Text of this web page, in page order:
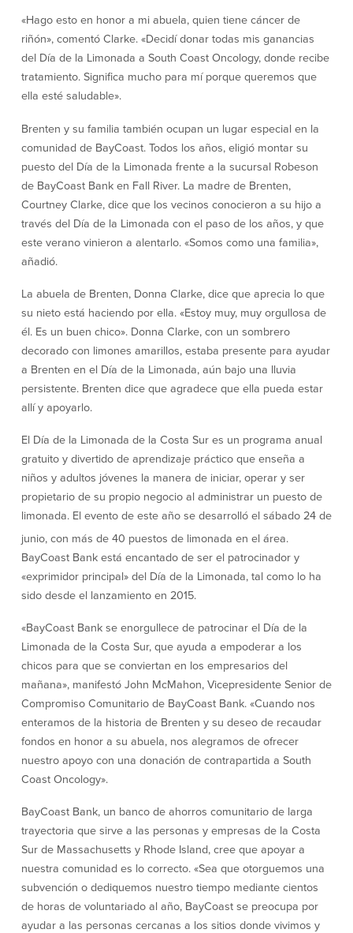
BayCoast Mortgage
BayCoast Insurance
Sucursales
Buscar
Español
English
Declaración de exoneración
Seguro de Depósitos de FDIC y DIF
Recursos
Seguridad
cliente sobre la seguridad hogareña
en Internet
Recursos
Comunitaria
Comunitaria
Ley de reinversión comunitaria
Programas educativos
Get on the Bus
Donaciones y
patrocinios
Preguntas frecuentes
«Hago esto en honor a mi abuela, quien tiene cáncer de
riñón», comentó Clarke. «Decidí donar todas mis ganancias
del Día de la Limonada a South Coast Oncology, donde recibe
tratamiento. Significa mucho para mí porque queremos que
ella esté saludable».
Brenten y su familia también ocupan un lugar especial en la
comunidad de BayCoast. Todos los años, eligió montar su
puesto del Día de la Limonada frente a la sucursal Robeson
de BayCoast Bank en Fall River. La madre de Brenten,
Courtney Clarke, dice que los vecinos conocieron a su hijo a
través del Día de la Limonada con el paso de los años, y que
este verano vinieron a alentarlo. «Somos como una familia»,
añadió.
La abuela de Brenten, Donna Clarke, dice que aprecia lo que
su nieto está haciendo por ella. «Estoy muy, muy orgullosa de
él. Es un buen chico». Donna Clarke, con un sombrero
decorado con limones amarillos, estaba presente para ayudar
a Brenten en el Día de la Limonada, aún bajo una lluvia
persistente. Brenten dice que agradece que ella pueda estar
allí y apoyarlo.
El Día de la Limonada de la Costa Sur es un programa anual
gratuito y divertido de aprendizaje práctico que enseña a
niños y adultos jóvenes la manera de iniciar, operar y ser
propietario de su propio negocio al administrar un puesto de
limonada. El evento de este año se desarrolló el sábado 24 de
junio, con más de 40 puestos de limonada en el área.
BayCoast Bank está encantado de ser el patrocinador y
«exprimidor principal» del Día de la Limonada, tal como lo ha
sido desde el lanzamiento en 2015.
«BayCoast Bank se enorgullece de patrocinar el Día de la
Limonada de la Costa Sur, que ayuda a empoderar a los
chicos para que se conviertan en los empresarios del
mañana», manifestó John McMahon, Vicepresidente Senior de
Compromiso Comunitario de BayCoast Bank. «Cuando nos
enteramos de la historia de Brenten y su deseo de recaudar
fondos en honor a su abuela, nos alegramos de ofrecer
nuestro apoyo con una donación de contrapartida a South
Coast Oncology».
BayCoast Bank, un banco de ahorros comunitario de larga
trayectoria que sirve a las personas y empresas de la Costa
Sur de Massachusetts y Rhode Island, cree que apoyar a
nuestra comunidad es lo correcto. «Sea que otorguemos una
subvención o dediquemos nuestro tiempo mediante cientos
de horas de voluntariado al año, BayCoast se preocupa por
ayudar a las personas cercanas a los sitios donde vivimos y